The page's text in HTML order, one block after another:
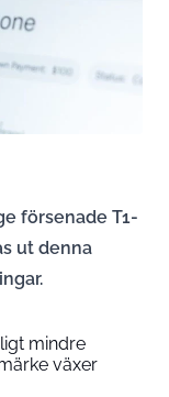
försenade T1-
ut denna
mindre
växer